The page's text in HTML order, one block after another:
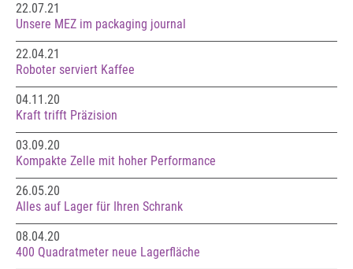
22.07.21
Unsere MEZ im packaging journal
22.04.21
Roboter serviert Kaffee
04.11.20
Kraft trifft Präzision
03.09.20
Kompakte Zelle mit hoher Performance
26.05.20
Alles auf Lager für Ihren Schrank
08.04.20
400 Quadratmeter neue Lagerfläche